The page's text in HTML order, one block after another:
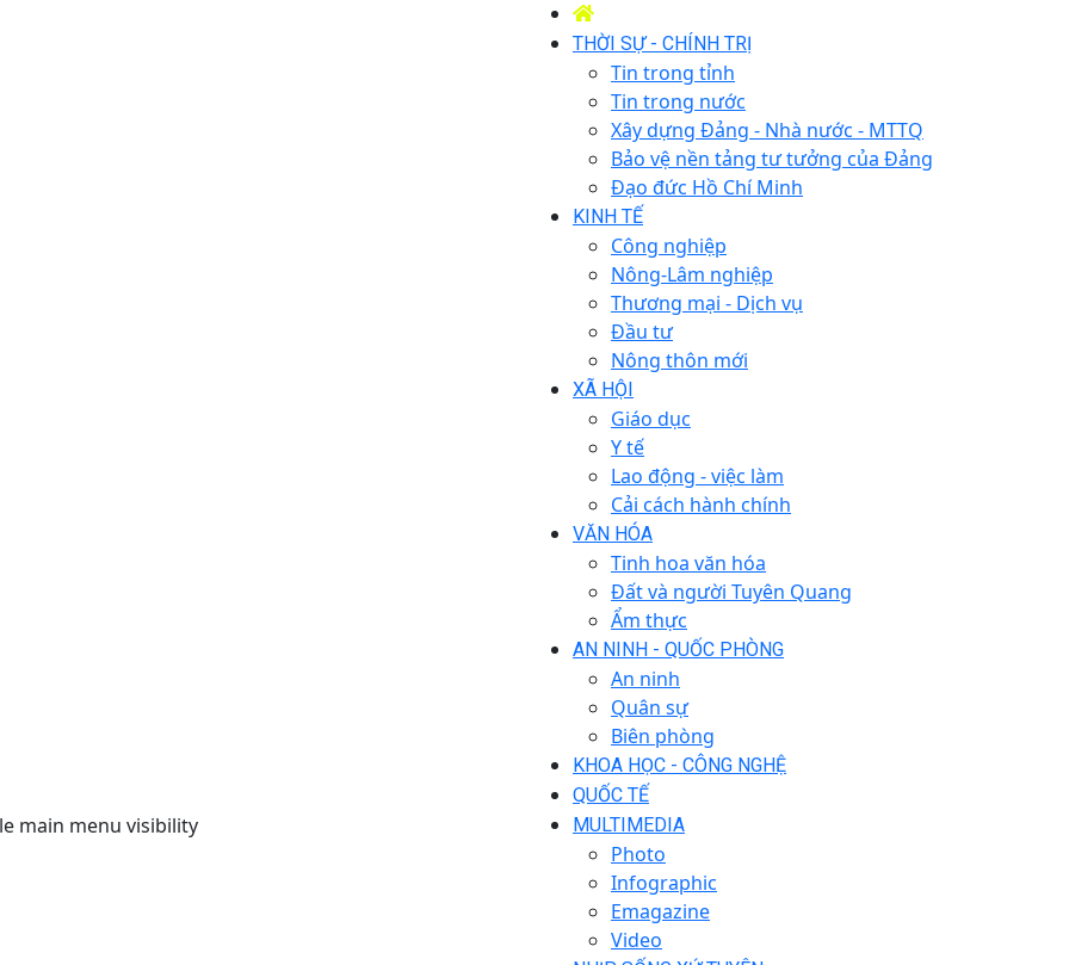
main menu visibility
THỜI SỰ - CHÍNH TRỊ
Tin trong tỉnh
Tin trong nước
Xây dựng Đảng - Nhà nước - MTTQ
Bảo vệ nền tảng tư tưởng của Đảng
Đạo đức Hồ Chí Minh
KINH TẾ
Công nghiệp
Nông-Lâm nghiệp
Thương mại - Dịch vụ
Đầu tư
Nông thôn mới
XÃ HỘI
Giáo dục
Y tế
Lao động - việc làm
Cải cách hành chính
VĂN HÓA
Tinh hoa văn hóa
Đất và người Tuyên Quang
Ẩm thực
AN NINH - QUỐC PHÒNG
An ninh
Quân sự
Biên phòng
KHOA HỌC - CÔNG NGHỆ
QUỐC TẾ
MULTIMEDIA
Photo
Infographic
Emagazine
Video